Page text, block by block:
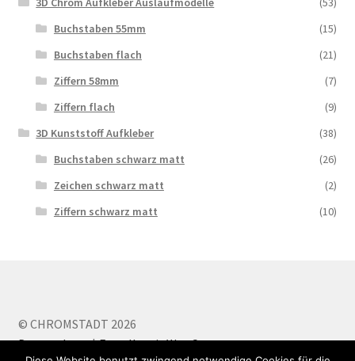
Buchstaben 55mm
(15)
Buchstaben flach
(21)
Ziffern 58mm
(7)
Ziffern flach
(9)
3D Kunststoff Aufkleber
(38)
Buchstaben schwarz matt
(26)
Zeichen schwarz matt
(2)
Ziffern schwarz matt
(10)
© CHROMSTADT 2026
Datenschutz
Erstellt mit WooCommerce.